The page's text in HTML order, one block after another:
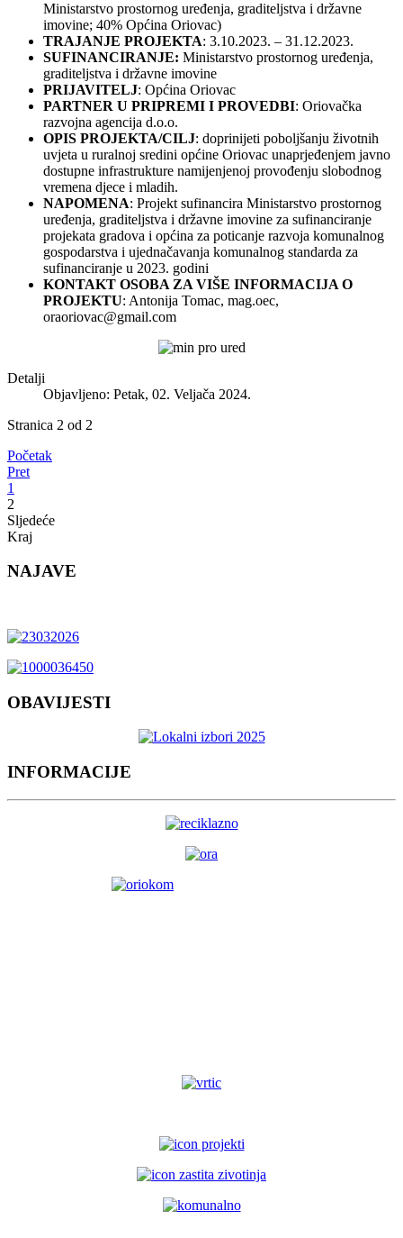
Ministarstvo prostornog uređenja, graditeljstva i državne
imovine; 40% Općina Oriovac)
TRAJANJE PROJEKTA: 3.10.2023. – 31.12.2023.
SUFINANCIRANJE: Ministarstvo prostornog uređenja,
graditeljstva i državne imovine
PRIJAVITELJ: Općina Oriovac
PARTNER U PRIPREMI I PROVEDBI: Oriovačka
razvojna agencija d.o.o.
OPIS PROJEKTA/CILJ: doprinijeti poboljšanju životnih
uvjeta u ruralnoj sredini općine Oriovac unaprjeđenjem javno
dostupne infrastrukture namijenjenoj provođenju slobodnog
vremena djece i mladih.
NAPOMENA: Projekt sufinancira Ministarstvo prostornog
uređenja, graditeljstva i državne imovine za sufinanciranje
projekata gradova i općina za poticanje razvoja komunalnog
gospodarstva i ujednačavanja komunalnog standarda za
sufinanciranje u 2023. godini
KONTAKT OSOBA ZA VIŠE INFORMACIJA O
PROJEKTU: Antonija Tomac, mag.oec,
oraoriovac@gmail.com
Detalji
Objavljeno: Petak, 02. Veljača 2024.
Stranica 2 od 2
Početak
Pret
1
2
Sljedeće
Kraj
NAJAVE
OBAVIJESTI
INFORMACIJE